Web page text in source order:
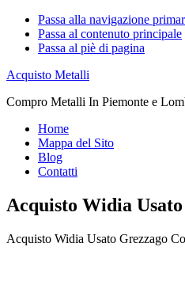
Passa alla navigazione
Passa al contenuto principale
Passa al piè di pagina
Acquisto Metalli
Compro Metalli In Piemonte e
Home
Mappa del Sito
Blog
Contatti
Acquisto Widia
Acquisto Widia Usato Grezzago